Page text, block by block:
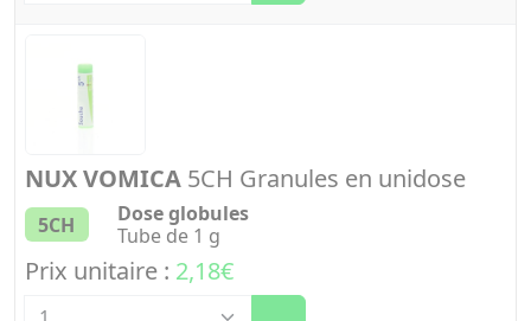
NUX VOMICA 5CH Granules en unidose
5CH
Dose globules
Tube de 1 g
Prix unitaire : 2,18€